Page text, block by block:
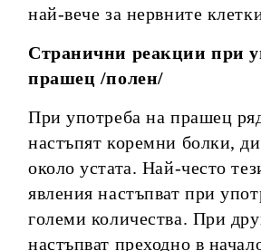
най-вече за нервните
Странични реакции при
прашец /полен/
При употреба на прашец
настъпят коремни болки,
около устата. Най-често
явления настъпват при
големи количества. При
настъпват преходно в